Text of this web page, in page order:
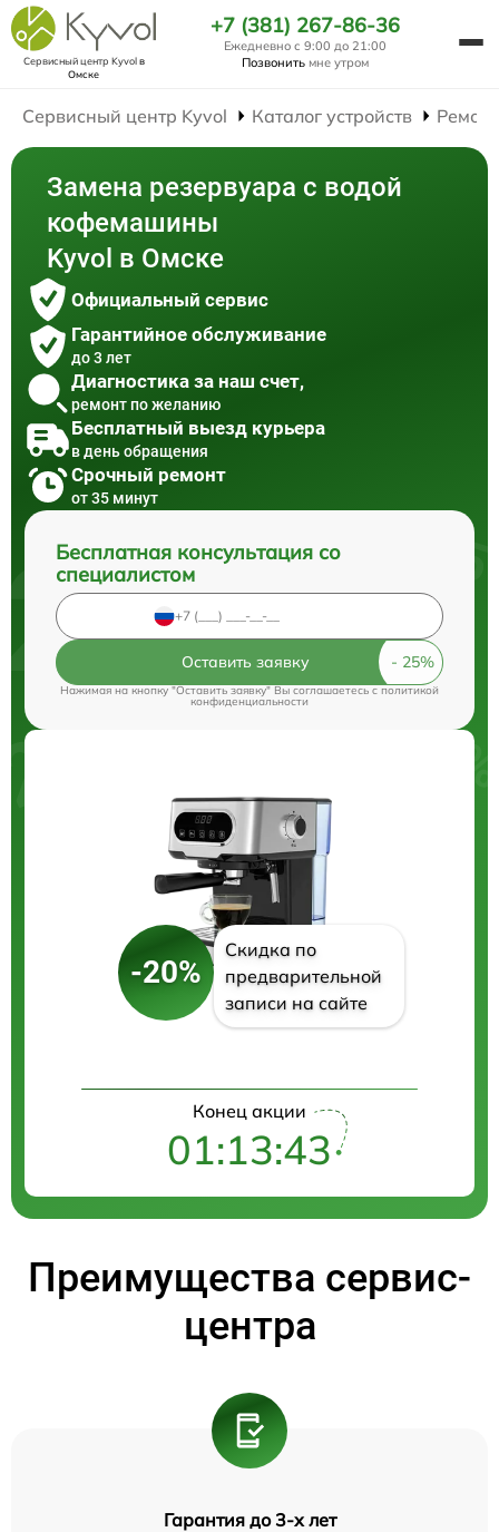
Сервисный центр Kyvolв
Омске
+7 (381) 267-86-36
Ежедневно с 9:00 до 21:00
Позвонить мне утром
Сервисный центр Kyvol Каталог устройств
Замена резервуара с водой
кофемашины
Kyvol в Омске
Официальный сервис
Гарантийное обслуживание
до 3 лет
Диагностика за наш счет,
ремонт по желанию
Бесплатный выезд курьера
в день обращения
Срочный ремонт
от 35 минут
Бесплатная консультация со
специалистом
Оставить заявку
Нажимая на кнопку "Оставить заявку" Вы соглашаетесь cполитикой
конфиденциальности
-20%
Скидка по
предварительной
записи на сайте
Конец акции
01:13:43
Преимущества сервис-
центра
Гарантия до 3-х лет